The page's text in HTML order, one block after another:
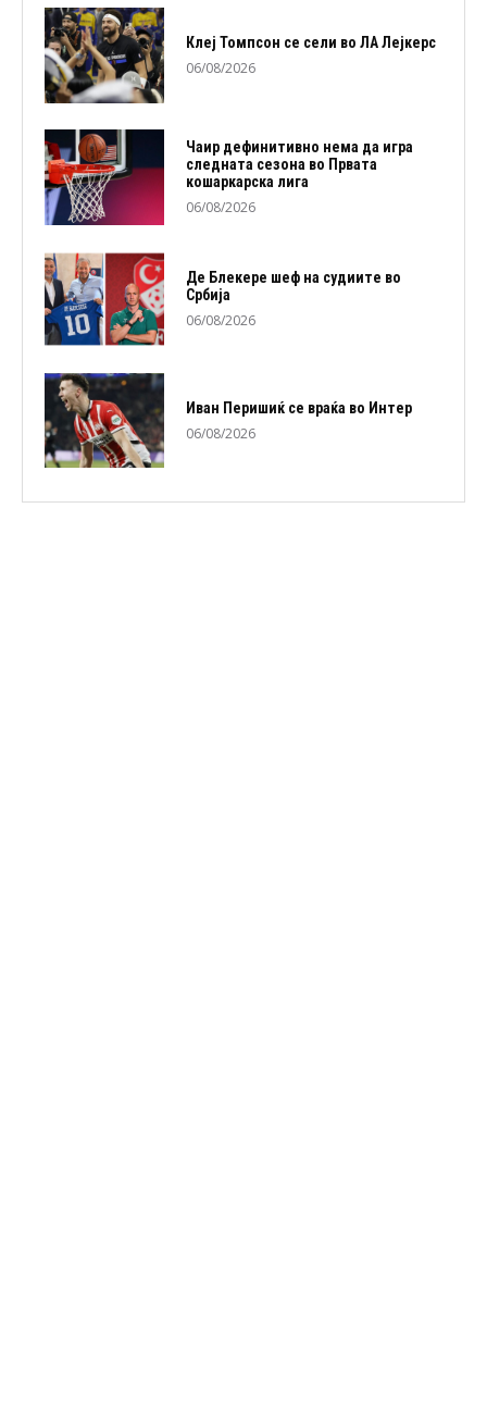
Клеј Томпсон се сели во ЛА Лејкерс
06/08/2026
Чаир дефинитивно нема да игра
следната сезона во Првата
кошаркарска лига
06/08/2026
Де Блекере шеф на судиите во
Србија
06/08/2026
Иван Перишиќ се враќа во Интер
06/08/2026